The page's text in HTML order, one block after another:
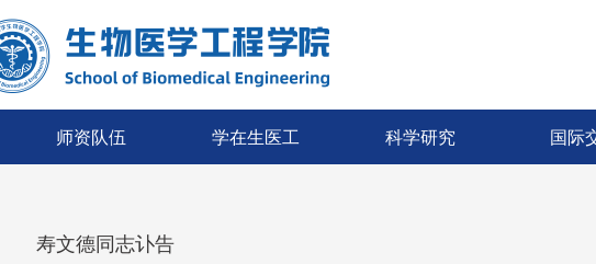
师资队伍 学在生医工 科学研究 国际
寿文德同志讣告